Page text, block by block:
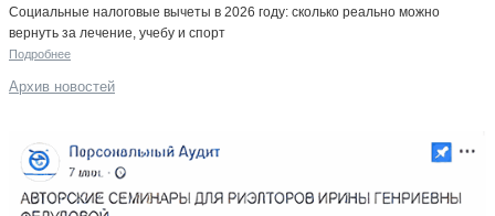
Социальные налоговые вычеты в 2026 году: сколько реально можно
вернуть за лечение, учебу и спорт
Подробнее
Архив новостей